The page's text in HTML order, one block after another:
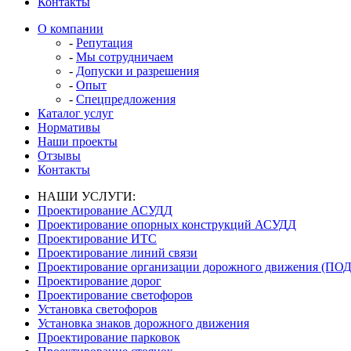
О компании
- Репутация
- Мы сотрудничаем
- Допуски и разрешения
- Опыт
- Спецпредложения
Каталог услуг
Нормативы
Наши проекты
Отзывы
Контакты
НАШИ УСЛУГИ:
Проектирование АСУДД
Проектирование опорных конструкций АСУДД
Проектирование ИТС
Проектирование линий связи
Проектирование организации дорожного движения
Проектирование дорог
Проектирование светофоров
Установка светофоров
Установка знаков дорожного движения
Проектирование парковок